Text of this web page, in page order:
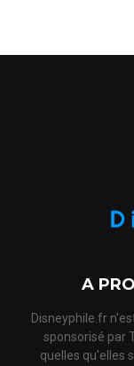
A
Disneyphile.fr
sponsorisé par
quelles qu'elles